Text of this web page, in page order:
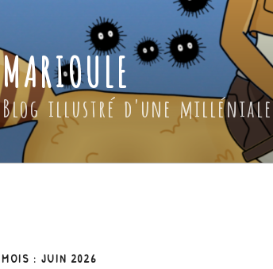
MARIOULE
Blog illustré d'une milléniale
MOIS : JUIN 2026